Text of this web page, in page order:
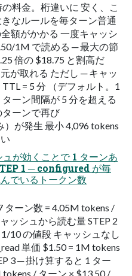
料金。桁違いに 安く、こ
なルールを毎ターン普通
額がかかる 一度キャッシ
1M で読める ─ 最大の節
倍の $18.75 と割高だ
が取れる ただし ─ キャッ
= 5 分 （デフォルト。1
ーン間隔が 5 分を超える
ターンで再び
）が発生 最小 4,096 tokens
が効くことで 1 ターンあ
1 ─ configured が毎
でいるトークン数
ターン数 = 4.05M tokens /
ッシュから読む量 STEP 2
10 の値段 キャッシュなし
単価 $1.50 = 1M tokens
3 ─ 掛け算すると 1 ター
/ ターン × $13.50 /